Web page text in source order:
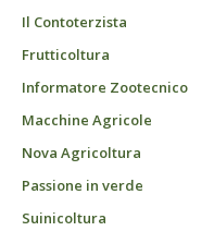
Il Contoterzista
Frutticoltura
Informatore Zootecnico
Macchine Agricole
Nova Agricoltura
Passione in verde
Suinicoltura